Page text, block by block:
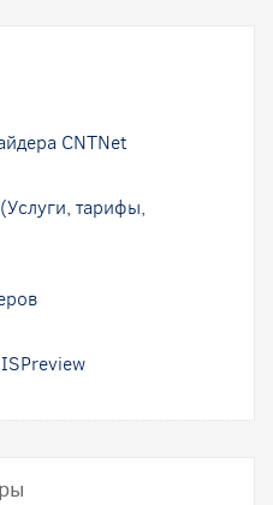
CNTNet
тарифы,